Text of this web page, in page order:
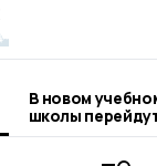
В новом
школы